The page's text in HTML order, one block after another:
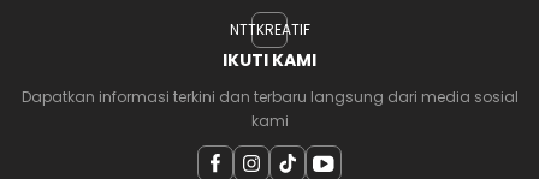
NTTKREATIF
IKUTI KAMI
Dapatkan informasi terkini dan terbaru langsung dari media sosial
kami